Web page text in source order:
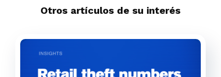
Otros artículos de su interés